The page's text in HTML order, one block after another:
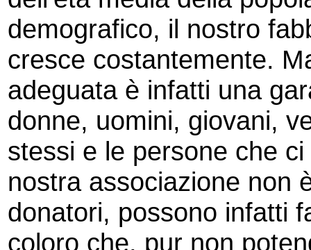
demografico, il nostro
cresce costantemente.
adeguata è infatti una
donne, uomini, giovani,
stessi e le persone che
nostra associazione non
donatori, possono infatti
coloro che, pur non